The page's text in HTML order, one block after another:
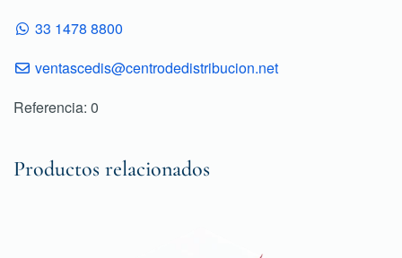
33 1478 8800
ventascedis@centrodedistribucion.net
Referencia: 0
Productos relacionados